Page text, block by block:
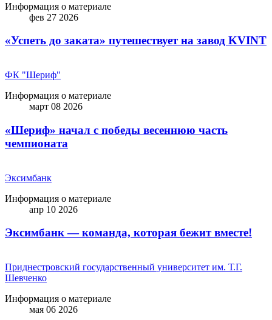
Информация о материале
фев 27 2026
«Успеть до заката» путешествует на завод KVINT
ФК "Шериф"
Информация о материале
март 08 2026
«Шериф» начал с победы весеннюю часть
чемпионата
Эксимбанк
Информация о материале
апр 10 2026
Эксимбанк — команда, которая бежит вместе!
Приднестровский государственный университет им. Т.Г.
Шевченко
Информация о материале
мая 06 2026